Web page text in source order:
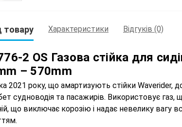
товару Характеристики Відгуків (0)
2 OS Газова стійка для
– 570mm
2021 року, що амартизують стійки
судноводія та пасажирів. Використовує
що виключає корозію і надає невелику вагу